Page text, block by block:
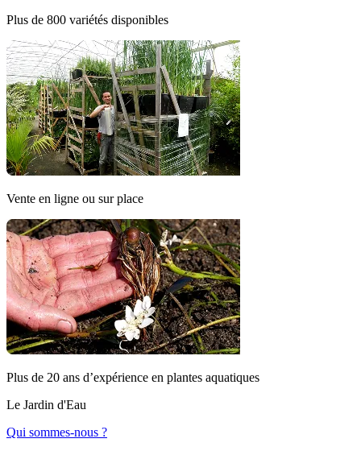
Plus de 800 variétés disponibles
Vente en ligne ou sur place
Plus de 20 ans d’expérience en plantes aquatiques
Le Jardin d'Eau
Qui sommes-nous ?